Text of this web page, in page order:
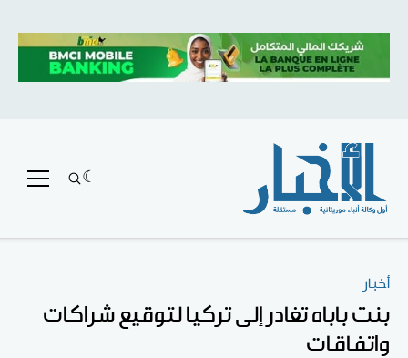
أخبار
بنت باباه تغادر إلى تركيا لتوقيع شراكات
واتفاقات